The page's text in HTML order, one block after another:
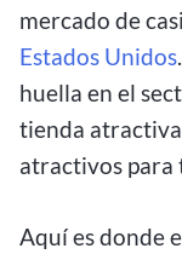
mercado de casi
Estados Unidos
huella en el
tienda
atractivos para
Aquí es donde